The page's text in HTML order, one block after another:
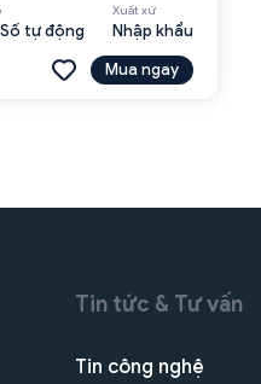
tự động
Xuất xứ
Nhập khẩu
Mua ngay
Tin tức & Tư vấn
Tin công nghệ